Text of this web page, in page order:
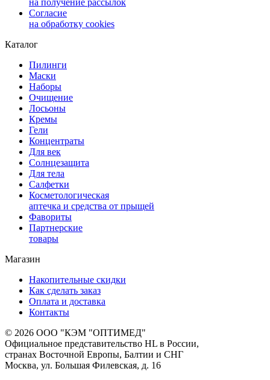
Согласие
на обработку cookies
Каталог
Пилинги
Маски
Наборы
Очищение
Лосьоны
Кремы
Гели
Концентраты
Для век
Солнцезащита
Для тела
Салфетки
Косметологическая
аптечка и средства от прыщей
Фавориты
Партнерские
товары
Магазин
Накопительные скидки
Как сделать заказ
Оплата и доставка
Контакты
© 2026 ООО "КЭМ "ОПТИМЕД"
Официальное представительство HL в России,
странах Восточной Европы, Балтии и СНГ
Москва, ул. Большая Филевская, д. 16